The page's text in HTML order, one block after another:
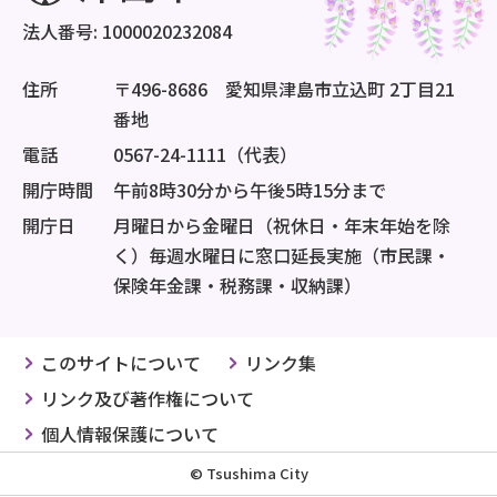
法人番号: 1000020232084
住所
〒496-8686 愛知県津島市立込町 2丁目21
番地
電話
0567-24-1111（代表）
開庁時間
午前8時30分から午後5時15分まで
開庁日
月曜日から金曜日（祝休日・年末年始を除
く）毎週水曜日に窓口延長実施（市民課・
保険年金課・税務課・収納課）
このサイトについて
リンク集
リンク及び著作権について
個人情報保護について
© Tsushima City